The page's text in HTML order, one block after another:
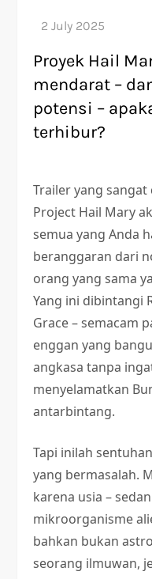
Proyek Hail
mendarat –
potensi –
terhibur?
Trailer yang
Project Hail Mary
semua yang Anda
beranggaran dari
orang yang sama
Yang ini dibintangi
Grace – semacam
enggan yang
angkasa tanpa
menyelamatkan
antarbintang.
Tapi inilah
yang bermasalah.
karena usia –
mikroorganisme
bahkan bukan
seorang ilmuwan,